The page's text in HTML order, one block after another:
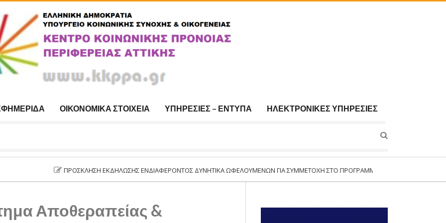
ΟΙΚΟΝΟΜΙΚΆ ΣΤΟΙΧΕΊΑ ΥΠΗΡΕΣΊΕΣ – ΈΝΤΥΠΑ ΗΛΕΚΤΡΟΝΙΚΈΣ ΥΠΗΡΕΣΊΕΣ
ΠΡΌΣΚΛΗΣΗ ΕΚΔΉΛΩΣΗΣ ΕΝΔΙΑΦΈΡΟΝΤΟΣ ΔΥΝΗΤΙΚΆ ΩΦΕΛΟΥΜΈΝΩΝ ΓΙΑ ΣΥΜΜΕΤΟΧΉ ΣΤΟ ΠΡΌΓΡΑΜΜΑ:«ΣΥΝΈΧΙΣΗ ΛΕΙΤΟΥΡΓΊΑΣ ΤΗΣ
Αποθεραπείας &